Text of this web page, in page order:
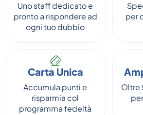
Uno staff dedicato e
pronto a rispondere ad
ogni tuo dubbio
per
Carta Unica
Accumula punti e
risparmia col
programma fedeltà